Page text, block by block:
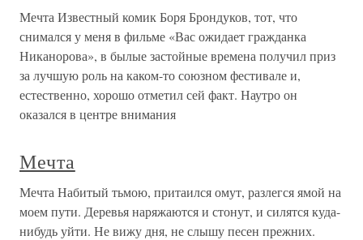
Мечта Известный комик Боря Брондуков, тот, что
снимался у меня в фильме «Вас ожидает гражданка
Никанорова», в былые застойные времена получил приз
за лучшую роль на каком-то союзном фестивале и,
естественно, хорошо отметил сей факт. Наутро он
оказался в центре внимания
Мечта
Мечта Набитый тьмою, притаился омут, разлегся ямой на
моем пути. Деревья наряжаются и стонут, и силятся куда-
нибудь уйти. Не вижу дня, не слышу песен прежних.